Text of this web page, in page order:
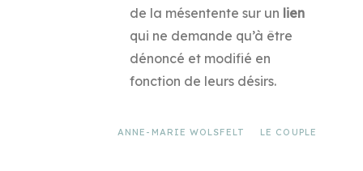
de la mésentente sur un lien
qui ne demande qu’à être
dénoncé et modifié en
fonction de leurs désirs.
ANNE-MARIE WOLSFELT LE COUPLE